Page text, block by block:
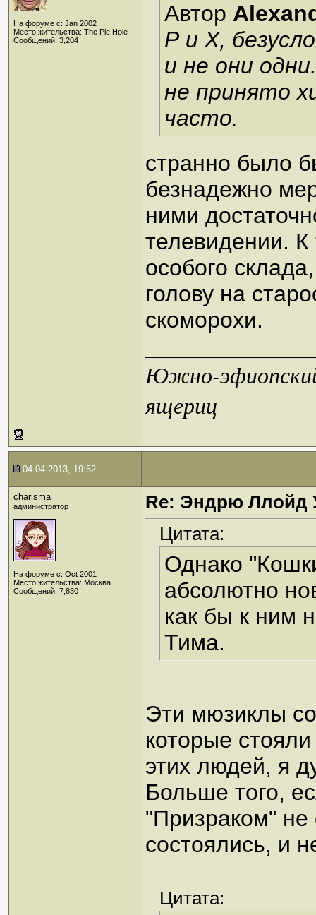
На форуме с: Jan 2002
Место жительства: The Pie Hole
Сообщений: 3,204
Автор
Р и Х,
и не они
не принято
часто.
странно было
безнадежно
ними
телевидении.
особого
голову на
скоморохи.
Южно-эфиопский
ящериц
04-04-2013, 19:52
charisma
администратор
На форуме с: Oct 2001
Место жительства: Москва
Сообщений: 7,830
Re: Эндрю Ллойд
Цитата:
Однако
абсолютно
как бы к ним
Тима.
Эти мюзиклы
которые
этих людей, я
Больше того,
"Призраком" не
состоялись, и
Цитата: